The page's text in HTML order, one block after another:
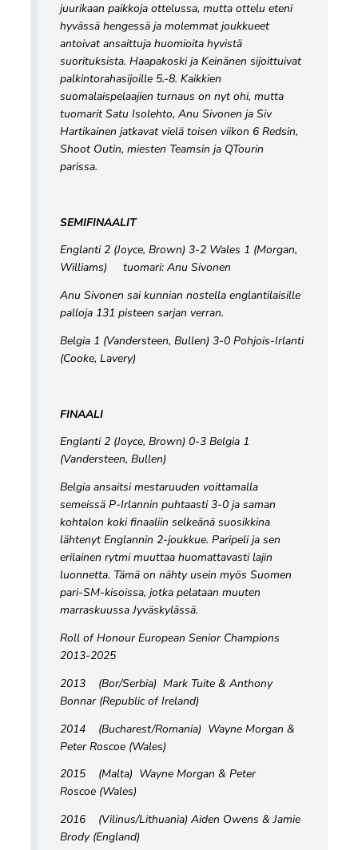
juurikaan paikkoja ottelussa, mutta ottelu eteni
hyvässä hengessä ja molemmat joukkueet
antoivat ansaittuja huomioita hyvistä
suorituksista. Haapakoski ja Keinänen sijoittuivat
palkintorahasijoille 5.-8. Kaikkien
suomalaispelaajien turnaus on nyt ohi, mutta
tuomarit Satu Isolehto, Anu Sivonen ja Siv
Hartikainen jatkavat vielä toisen viikon 6 Redsin,
Shoot Outin, miesten Teamsin ja QTourin
parissa.
SEMIFINAALIT
Englanti 2 (Joyce, Brown) 3-2 Wales 1 (Morgan,
Williams) tuomari: Anu Sivonen
Anu Sivonen sai kunnian nostella englantilaisille
palloja 131 pisteen sarjan verran.
Belgia 1 (Vandersteen, Bullen) 3-0 Pohjois-Irlanti
(Cooke, Lavery)
FINAALI
Englanti 2 (Joyce, Brown) 0-3 Belgia 1
(Vandersteen, Bullen)
Belgia ansaitsi mestaruuden voittamalla
semeissä P-Irlannin puhtaasti 3-0 ja saman
kohtalon koki finaaliin selkeänä suosikkina
lähtenyt Englannin 2-joukkue. Paripeli ja sen
erilainen rytmi muuttaa huomattavasti lajin
luonnetta. Tämä on nähty usein myös Suomen
pari-SM-kisoissa, jotka pelataan muuten
marraskuussa Jyväskylässä.
Roll of Honour European Senior Champions
2013-2025
2013 (Bor/Serbia) Mark Tuite & Anthony
Bonnar (Republic of Ireland)
2014 (Bucharest/Romania) Wayne Morgan &
Peter Roscoe (Wales)
2015 (Malta) Wayne Morgan & Peter
Roscoe (Wales)
2016 (Vilinus/Lithuania) Aiden Owens & Jamie
Brody (England)